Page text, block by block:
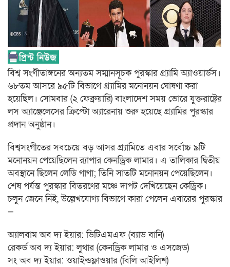
বিশ্ব সংগীতাঙ্গনের অন্যতম সম্মানসূচক পুরস্কার গ্র্যামি অ্যাওয়ার্ডস।
৬৮তম আসরে ৯৫টি বিভাগে গ্র্যামির মনোনয়ন ঘোষণা করা
হয়েছিল। সোমবার (২ ফেব্রুয়ারি) বাংলাদেশ সময় ভোরে যুক্তরাষ্ট্রের
লস অ্যাঞ্জেলেসের ক্রিপ্টো অ্যারেনায় শুরু হয়েছে গ্র্যামির পুরস্কার
প্রদান অনুষ্ঠান।
বিশ্বসংগীতের সবচেয়ে বড় আসর গ্র্যামিতে এবার সর্বোচ্চ ৯টি
মনোনয়ন পেয়েছিলেন র‍্যাপার কেনড্রিক লামার। এ তালিকার দ্বিতীয়
অবস্থানে ছিলেন লেডি গাগা; তিনি সাতটি মনোনয়ন পেয়েছিলেন।
শেষ পর্যন্ত পুরস্কার বিতরণের মঞ্চে দাপট দেখিয়েছেন কেড্রিক।
চলুন জেনে নিই, উল্লেখযোগ্য বিভাগে কারা পেলেন এবারের পুরস্কার
—
অ্যালবাম অব দ্য ইয়ার: ডিটিএমএফ (ব্যাড বানি)
রেকর্ড অব দ্য ইয়ার: লুথার (কেনড্রিক লামার ও এসজেড)
সং অব দ্য ইয়ার: ওয়াইল্ডফ্লাওয়ার (বিলি আইলিশ)